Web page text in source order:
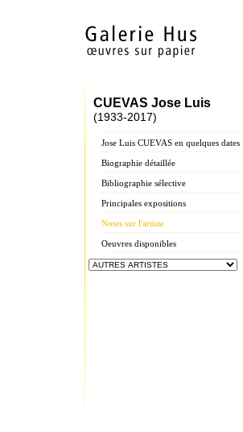
CUEVAS Jose Luis
(1933-2017)
Jose Luis CUEVAS en quelques dates
Biographie détaillée
Bibliographie sélective
Principales expositions
Notes sur l'artiste
Oeuvres disponibles